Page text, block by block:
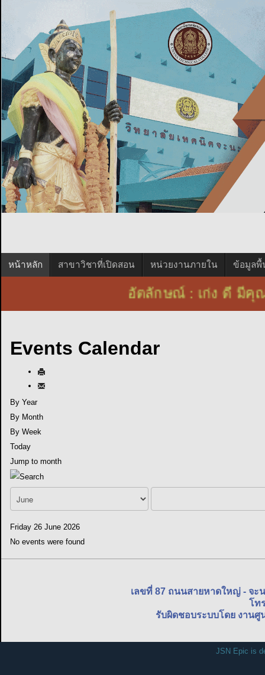
หน้าหลัก สาขาวิชาที่เปิดสอน หน่วยงานภายใน ข้อมูลพื้
อัตลักษณ์ : เก่ง ดี
Events Calendar
By Year
By Month
By Week
Today
Jump to month
Friday 26 June 2026
No events were found
เลขที่ 87 ถนนสายหาดใหญ่ - จ
โท
รับผิดชอบระบบโดย งาน
JSN Epic is